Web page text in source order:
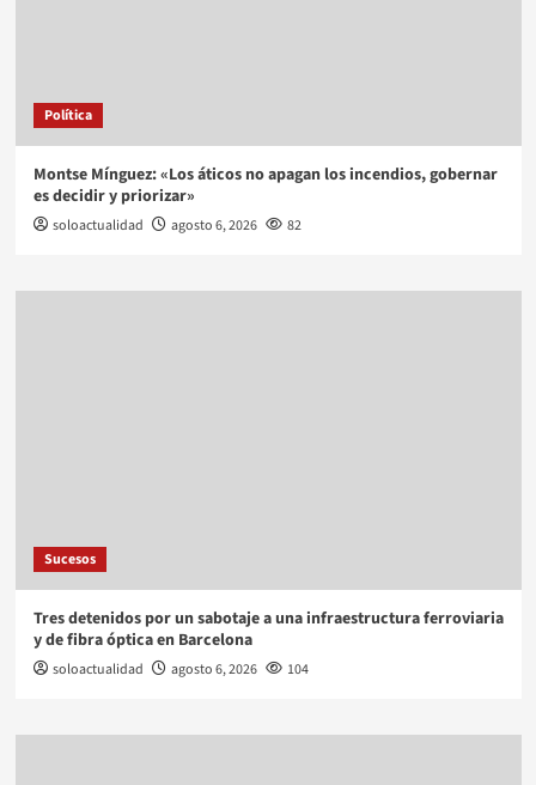
Política
Montse Mínguez: «Los áticos no apagan los incendios, gobernar
es decidir y priorizar»
soloactualidad agosto 6, 2026 82
Sucesos
Tres detenidos por un sabotaje a una infraestructura ferroviaria
y de fibra óptica en Barcelona
soloactualidad agosto 6, 2026 104